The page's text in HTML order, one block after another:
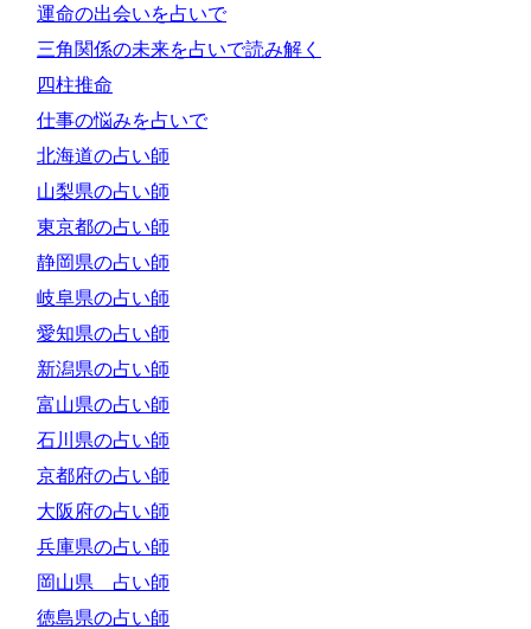
運命の出会いを占いで
三角関係の未来を占いで読み解く
四柱推命
仕事の悩みを占いで
北海道の占い師
山梨県の占い師
東京都の占い師
静岡県の占い師
岐阜県の占い師
愛知県の占い師
新潟県の占い師
富山県の占い師
石川県の占い師
京都府の占い師
大阪府の占い師
兵庫県の占い師
岡山県 占い師
徳島県の占い師